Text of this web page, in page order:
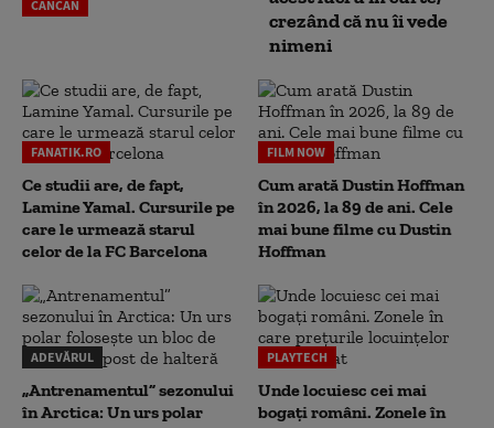
CANCAN
crezând că nu îi vede
nimeni
FANATIK.RO
Ce studii are, de fapt,
Lamine Yamal. Cursurile pe
care le urmează starul
celor de la FC Barcelona
FILM NOW
Cum arată Dustin Hoffman
în 2026, la 89 de ani. Cele
mai bune filme cu Dustin
Hoffman
ADEVĂRUL
„Antrenamentul” sezonului
în Arctica: Un urs polar
PLAYTECH
Unde locuiesc cei mai
bogați români. Zonele în